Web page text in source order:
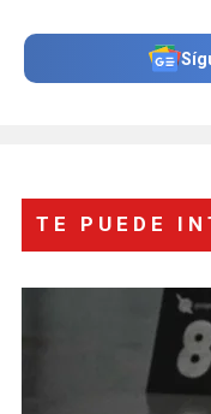
TE PUEDE